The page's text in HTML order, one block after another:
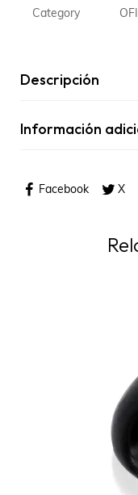
Category
Descripción
Información
Facebook X